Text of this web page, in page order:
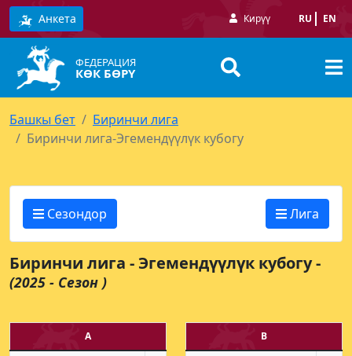
Анкета Кирүү RU EN
ФЕДЕРАЦИЯ
КӨК БӨРҮ
Башкы бет
Биринчи лига
Биринчи лига-Эгемендүүлүк кубогу
Сезондор Лига
Биринчи лига - Эгемендүүлүк кубогу -
(2025 - Сезон )
A B